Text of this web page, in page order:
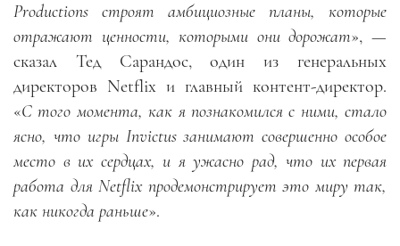
Productions строят амбициозные планы, которые
отражают ценности, которыми они дорожат», —
сказал Тед Сарандос, один из генеральных
директоров Netflix и главный контент-директор.
«С того момента, как я познакомился с ними, стало
ясно, что игры Invictus занимают совершенно особое
место в их сердцах, и я ужасно рад, что их первая
работа для Netflix продемонстрирует это миру так,
как никогда раньше».